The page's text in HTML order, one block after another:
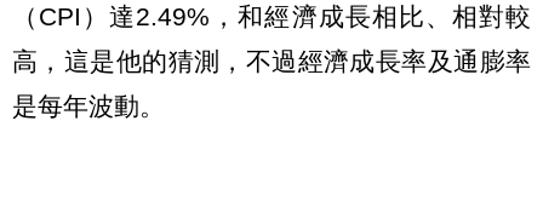
（CPI）達2.49%，和經濟成長相比、相對較
高，這是他的猜測，不過經濟成長率及通膨率
是每年波動。